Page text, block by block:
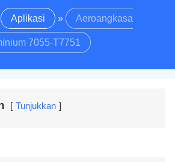
Aplikasi » Aeroangkasa
7055-T7751
Tunjukkan